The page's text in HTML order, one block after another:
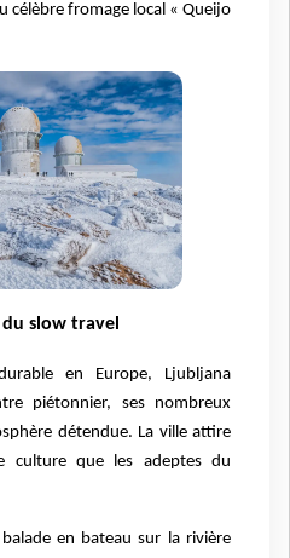
célèbre fromage local « Queijo
slow travel
en Europe, Ljubljana
piétonnier, ses nombreux
détendue. La ville attire
culture que les adeptes du
en bateau sur la rivière